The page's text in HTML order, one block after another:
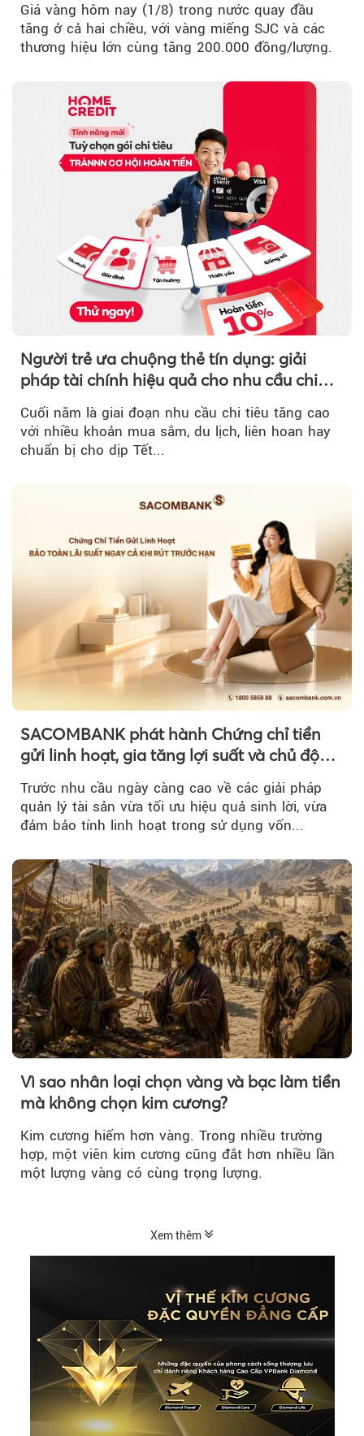
Giá vàng hôm nay (1/8) trong nước quay đầu
tăng ở cả hai chiều, với vàng miếng SJC và các
thương hiệu lớn cùng tăng 200.000 đồng/lượng.
Người trẻ ưa chuộng thẻ tín dụng: giải
pháp tài chính hiệu quả cho nhu cầu chi
tiêu cuối năm
Cuối năm là giai đoạn nhu cầu chi tiêu tăng cao
với nhiều khoản mua sắm, du lịch, liên hoan hay
chuẩn bị cho dịp Tết...
SACOMBANK phát hành Chứng chỉ tiền
gửi linh hoạt, gia tăng lợi suất và chủ động
Trước nhu cầu ngày càng cao về các giải pháp
quản lý tài sản vừa tối ưu hiệu quả sinh lời, vừa
đảm bảo tính linh hoạt trong sử dụng vốn...
Vì sao nhân loại chọn vàng và bạc làm tiền
mà không chọn kim cương?
Kim cương hiếm hơn vàng. Trong nhiều trường
hợp, một viên kim cương cũng đắt hơn nhiều lần
một lượng vàng có cùng trọng lượng.
Xem thêm